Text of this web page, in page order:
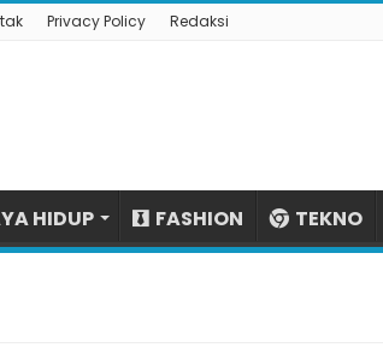
Privacy Policy Redaksi
HIDUP FASHION TEKNO